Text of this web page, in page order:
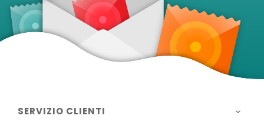
SERVIZIO CLIENTI 